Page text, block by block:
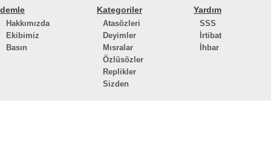
demle
Hakkımızda
Ekibimiz
Basın
Kategoriler
Atasözleri
Deyimler
Mısralar
Özlüsözler
Replikler
Sizden
Yardım
SSS
İrtibat
İhbar